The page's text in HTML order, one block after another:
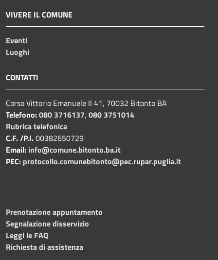
VIVERE IL COMUNE
Eventi
Luoghi
CONTATTI
Corso Vittorio Emanuele II 41, 70032 Bitonto BA
Telefono:080 3716137, 080 3751014
Rubrica telefonica
C.F. /P.I.00382650729
Email: info@comune.bitonto.ba.it
PEC: protocollo.comunebitonto@pec.rupar.puglia.it
Prenotazione appuntamento
Segnalazione disservizio
Leggi le FAQ
Richiesta di assistenza